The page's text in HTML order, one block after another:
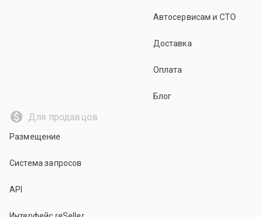
Автосервисам и СТО
Доставка
Оплата
Блог
Для продавцов
Размещение
Система запросов
API